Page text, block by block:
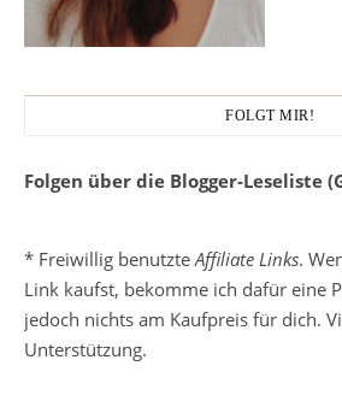
FOLGT MIR!
Folgen über die Blogger-Leseliste
* Freiwillig benutzte Affiliate Links.
Link kaufst, bekomme ich dafür eine
jedoch nichts am Kaufpreis für dich.
Unterstützung.